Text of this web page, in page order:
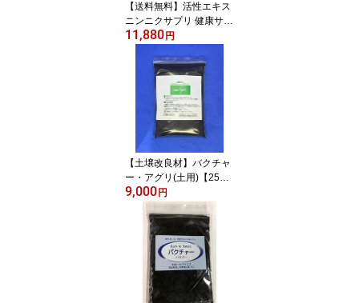
【送料無料】活性エキス
ニンニクサプリ 健康サプ
リメント 健康サプリ 美
健康食品 液体 濃縮 健康
腸内フローラ ニンニク
にんにくサプリ にんにく
無添加 天然素材 バクチ
ャー ニンニクサプリメン
ト サプリ サプリメント
プレゼント用
11,880 円
【土壌改良材】バクチャ
ー・アグリ(土用)【250
g】野菜 畑 散布 土 土壌
土壌改良 土づくり 有機
栽培 微生物 バクテリア
微生物 活性剤 畑 園芸 園
芸用品 ガーデニング用品
花壇 菜園 家庭菜園
9,000 円